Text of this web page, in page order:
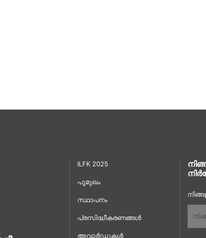
ILFK 2025
പൂമുഖം
സ്ഥാപനം
പ്രസിദ്ധീകരണങ്ങൾ
അവാർഡുകൾ